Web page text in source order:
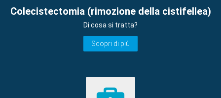
Colecistectomia (rimozione della cistifellea)
Di cosa si tratta?
Scopri di più